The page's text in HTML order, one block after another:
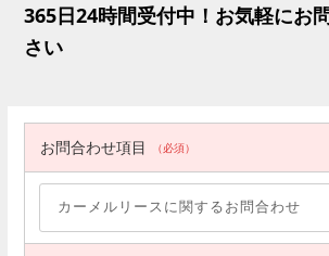
365日24時間受付中！お気軽にお
さい
お問合わせ項目 （必須）